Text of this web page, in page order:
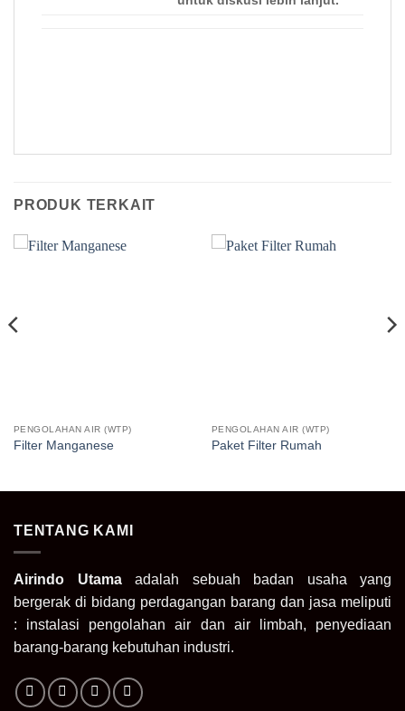
PRODUK TERKAIT
PENGOLAHAN AIR (WTP)
Filter Manganese
PENGOLAHAN AIR (WTP)
Paket Filter Rumah
TENTANG KAMI
Airindo Utamaadalah sebuah badan usaha yang
bergerak di bidang perdagangan barang dan jasa meliputi
: instalasi pengolahan air dan air limbah, penyediaan
barang-barang kebutuhan industri.